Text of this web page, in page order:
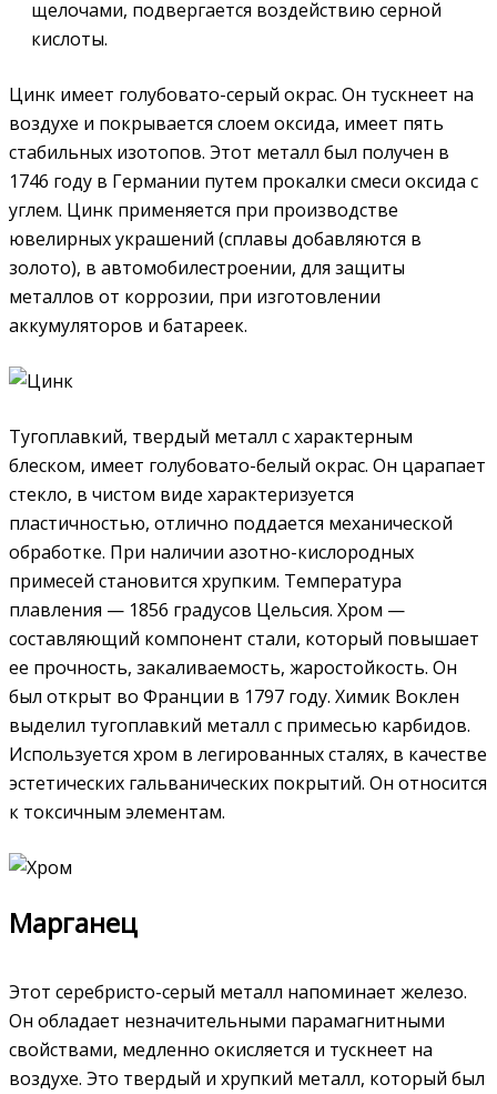
щелочами, подвергается воздействию серной
кислоты.
Цинк имеет голубовато-серый окрас. Он тускнеет на
воздухе и покрывается слоем оксида, имеет пять
стабильных изотопов. Этот металл был получен в
1746 году в Германии путем прокалки смеси оксида с
углем. Цинк применяется при производстве
ювелирных украшений (сплавы добавляются в
золото), в автомобилестроении, для защиты
металлов от коррозии, при изготовлении
аккумуляторов и батареек.
Тугоплавкий, твердый металл с характерным
блеском, имеет голубовато-белый окрас. Он царапает
стекло, в чистом виде характеризуется
пластичностью, отлично поддается механической
обработке. При наличии азотно-кислородных
примесей становится хрупким. Температура
плавления — 1856 градусов Цельсия. Хром —
составляющий компонент стали, который повышает
ее прочность, закаливаемость, жаростойкость. Он
был открыт во Франции в 1797 году. Химик Воклен
выделил тугоплавкий металл с примесью карбидов.
Используется хром в легированных сталях, в качестве
эстетических гальванических покрытий. Он относится
к токсичным элементам.
Марганец
Этот серебристо-серый металл напоминает железо.
Он обладает незначительными парамагнитными
свойствами, медленно окисляется и тускнеет на
воздухе. Это твердый и хрупкий металл, который был